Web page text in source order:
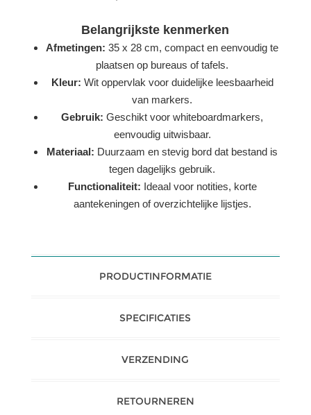
Belangrijkste kenmerken
Afmetingen: 35 x 28 cm, compact en eenvoudig te
plaatsen op bureaus of tafels.
Kleur: Wit oppervlak voor duidelijke leesbaarheid
van markers.
Gebruik: Geschikt voor whiteboardmarkers,
eenvoudig uitwisbaar.
Materiaal: Duurzaam en stevig bord dat bestand is
tegen dagelijks gebruik.
Functionaliteit: Ideaal voor notities, korte
aantekeningen of overzichtelijke lijstjes.
PRODUCTINFORMATIE
SPECIFICATIES
VERZENDING
RETOURNEREN